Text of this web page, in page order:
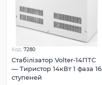
Код: 7280
Стабілізатор Volter-14ПТС
— Тиристор 14кВт 1 фаза 16
ступеней